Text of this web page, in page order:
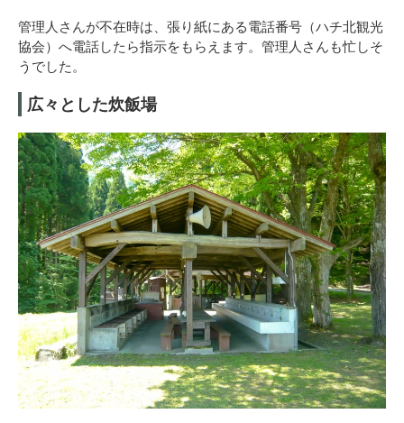
管理人さんが不在時は、張り紙にある電話番号（ハチ北観光
協会）へ電話したら指示をもらえます。管理人さんも忙しそ
うでした。
広々とした炊飯場